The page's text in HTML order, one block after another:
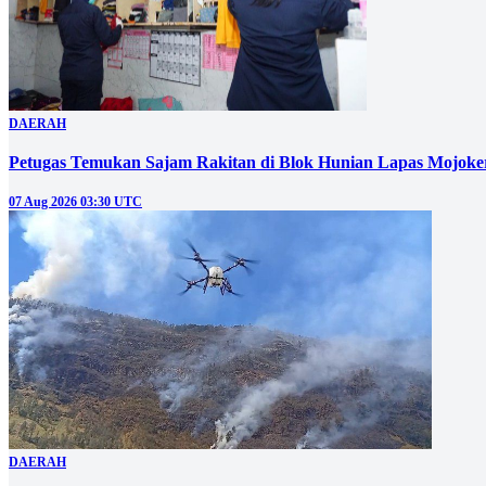
DAERAH
Petugas Temukan Sajam Rakitan di Blok Hunian Lapas
07 Aug 2026 03:30 UTC
DAERAH